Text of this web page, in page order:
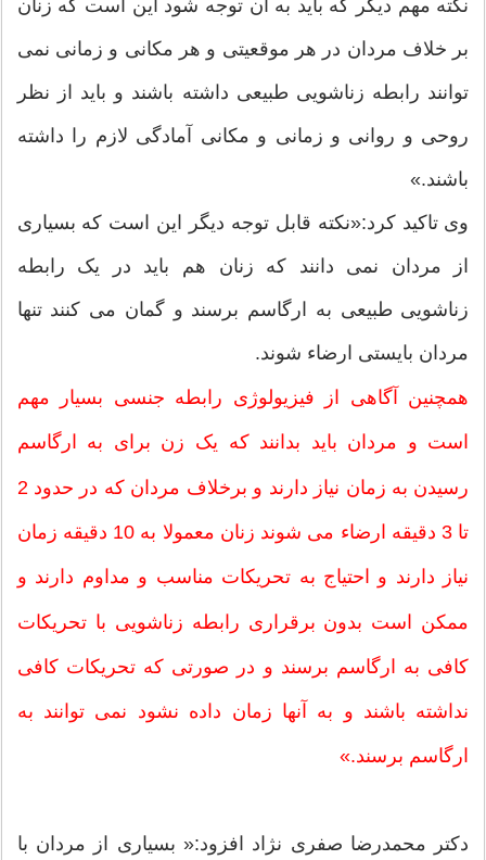
نکته مهم دیگر که باید به آن توجه شود این است که زنان
بر خلاف مردان در هر موقعیتی و هر مکانی و زمانی نمی
توانند رابطه زناشویی طبیعی داشته باشند و باید از نظر
روحی و روانی و زمانی و مکانی آمادگی لازم را داشته
باشند.»
وی تاکید کرد:«نکته قابل توجه دیگر این است که بسیاری
از مردان نمی دانند که زنان هم باید در یک رابطه
زناشویی طبیعی به ارگاسم برسند و گمان می کنند تنها
مردان بایستی ارضاء شوند.
همچنین آگاهی از فیزیولوژی رابطه جنسی بسیار مهم
است و مردان باید بدانند که یک زن برای به ارگاسم
رسیدن به زمان نیاز دارند و برخلاف مردان که در حدود 2
تا 3 دقیقه ارضاء می شوند زنان معمولا به 10 دقیقه زمان
نیاز دارند و احتیاج به تحریکات مناسب و مداوم دارند و
ممکن است بدون برقراری رابطه زناشویی با تحریکات
کافی به ارگاسم برسند و در صورتی که تحریکات کافی
نداشته باشند و به آنها زمان داده نشود نمی توانند به
ارگاسم برسند.»
دکتر محمدرضا صفری نژاد افزود:« بسیاری از مردان با